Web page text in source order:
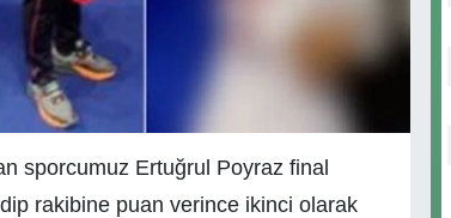
sporcumuz Ertuğrul Poyraz final
rakibine puan verince ikinci olarak